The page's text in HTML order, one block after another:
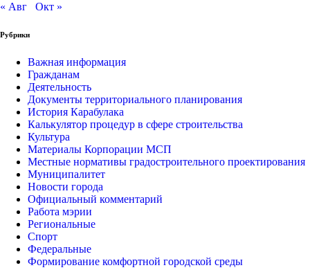
« Авг
Окт »
Рубрики
Важная информация
Гражданам
Деятельность
Документы территориального планирования
История Карабулака
Калькулятор процедур в сфере строительства
Культура
Материалы Корпорации МСП
Местные нормативы градостроительного проектирования
Муниципалитет
Новости города
Официальный комментарий
Работа мэрии
Региональные
Спорт
Федеральные
Формирование комфортной городской среды